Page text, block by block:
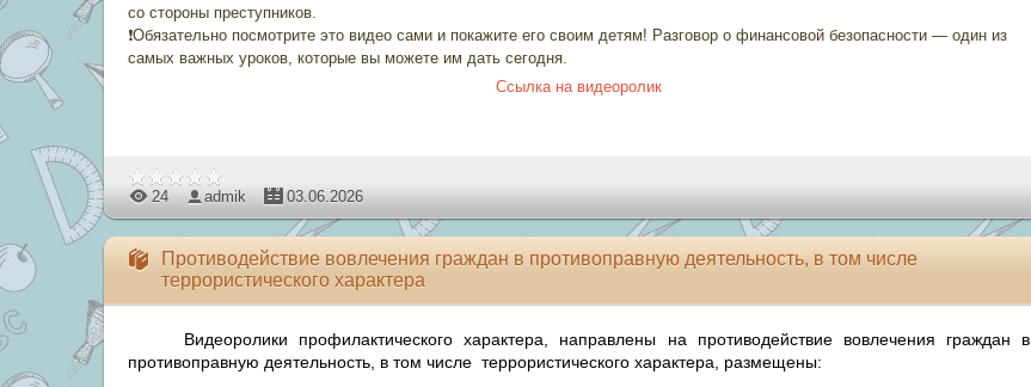
со стороны преступников.
❗️Обязательно посмотрите это видео сами и покажите его своим детям! Разговор о финансовой безопасности — один из
самых важных уроков, которые вы можете им дать сегодня.
Ссылка на видеоролик
24 admik 03.06.2026
Противодействие вовлечения граждан в противоправную деятельность, в том числе
террористического характера
Видеоролики профилактического характера, направлены на противодействие вовлечения граждан в
противоправную деятельность, в том числе террористического характера, размещены: